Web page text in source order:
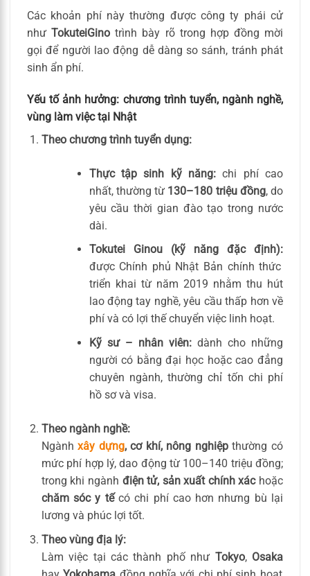
Các khoản phí này thường được công ty phái cử
nhưTokuteiGino trình bày rõ trong hợp đồng mời
gọi để người lao động dễ dàng so sánh, tránh phát
sinh ẩn phí.
Yếu tố ảnh hưởng: chương trình tuyển, ngành nghề,
vùng làm việc tại Nhật
Theo chương trình tuyển dụng:
Thực tập sinh kỹ năng:chi phí cao
nhất, thường từ 130–180 triệu đồng, do
yêu cầu thời gian đào tạo trong nước
dài.
Tokutei Ginou (kỹ năng đặc định):
được Chính phủ Nhật Bản chính thức
triển khai từ năm 2019 nhằm thu hút
lao động tay nghề, yêu cầu thấp hơn về
phí và có lợi thế chuyển việc linh hoạt.
Kỹ sư – nhân viên:dành cho những
người có bằng đại học hoặc cao đẳng
chuyên ngành, thường chỉ tốn chi phí
hồ sơ và visa.
Theo ngành nghề:
Ngànhxây dựng, cơ khí, nông nghiệpthường có
mức phí hợp lý, dao động từ 100–140 triệu đồng;
trong khi ngành điện tử, sản xuất chính xáchoặc
chăm sóc y tếcó chi phí cao hơn nhưng bù lại
lương và phúc lợi tốt.
Theo vùng địa lý:
Làm việc tại các thành phố như Tokyo, Osaka